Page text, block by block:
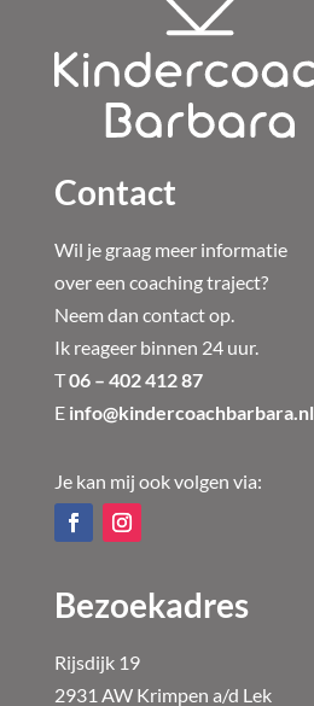
Contact
Wil je graag meer informatie
over een coaching traject?
Neem dan contact op.
Ik reageer binnen 24 uur.
T06 – 402 412 87
E info@kindercoachbarbara.nl
Je kan mij ook volgen via:
Bezoekadres
Rijsdijk 19
2931 AW Krimpen a/d Lek